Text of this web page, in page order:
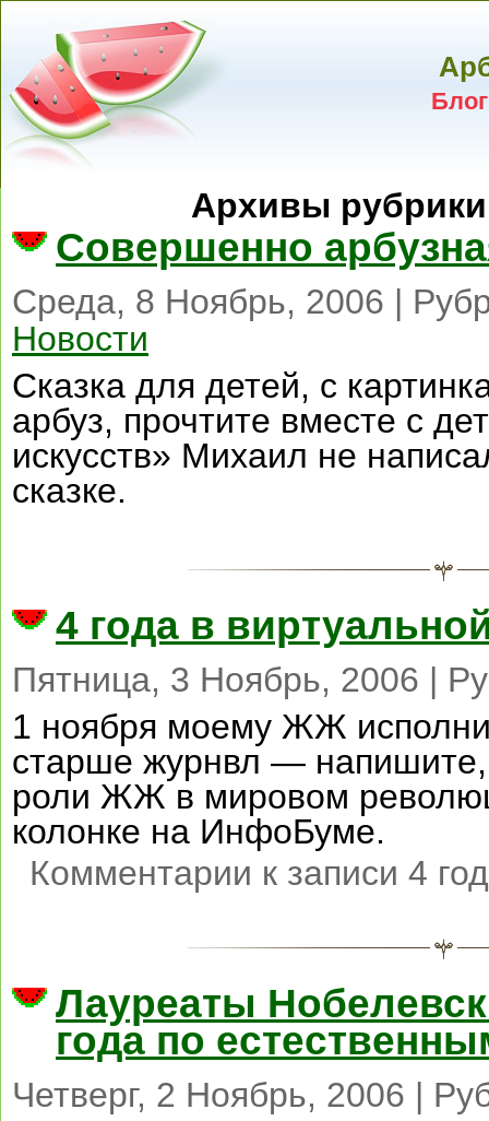
Архивы
Совершенно
Среда, 8 Ноябрь, 2006 |
Новости
Сказка для детей, с
арбуз, прочтите вместе с
искусств» Михаил не
сказке.
4 года в
Пятница, 3 Ноябрь, 2006 |
1 ноября моему ЖЖ
старше журнвл —
роли ЖЖ в мировом
колонке на ИнфоБуме.
Комментарии к записи 4
Лауреаты
года по
Четверг, 2 Ноябрь, 2006 |